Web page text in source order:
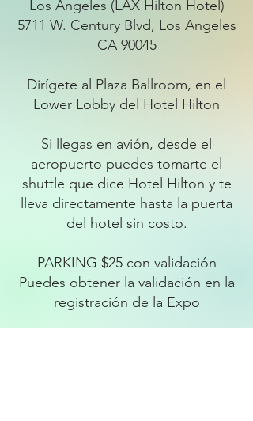
Los Angeles (LAX Hilton Hotel)
5711 W. Century Blvd, Los Angeles
CA 90045
Dirígete al Plaza Ballroom, en el
Lower Lobby del Hotel Hilton
Si llegas en avión, desde el
aeropuerto puedes tomarte el
shuttle que dice Hotel Hilton y te
lleva directamente hasta la puerta
del hotel sin costo.
PARKING $25 con validación
Puedes obtener la validación en la
registración de la Expo